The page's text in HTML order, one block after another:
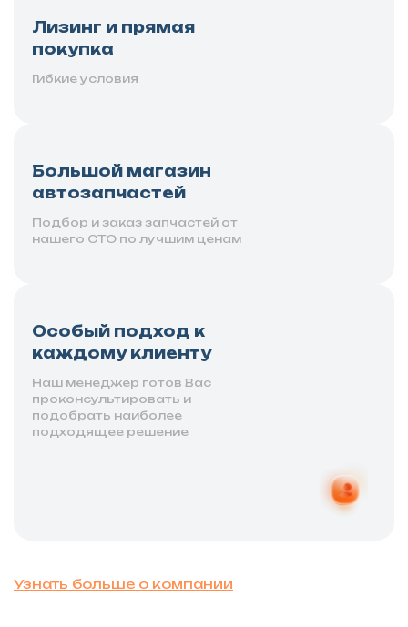
Лизинг и прямая
покупка
Гибкие условия
Большой магазин
автозапчастей
Подбор и заказ запчастей от
нашего СТО по лучшим ценам
Особый подход к
каждому клиенту
Наш менеджер готов Вас
проконсультировать и
подобрать наиболее
подходящее решение
Узнать больше о компании